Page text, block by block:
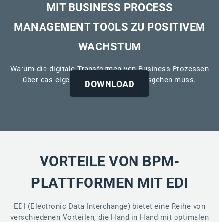
MIT BUSINESS PROCESS
MANAGEMENT TOOLS ZU POSITIVEM
WACHSTUM
Warum die digitale Transformen von Business-Prozessen
über das eigene Unternehmen hinausgehen muss.
DOWNLOAD
VORTEILE VON BPM-
PLATTFORMEN MIT EDI
EDI (Electronic Data Interchange) bietet eine Reihe von
verschiedenen Vorteilen, die Hand in Hand mit optimalen